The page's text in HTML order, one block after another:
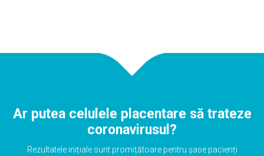
Ar putea celulele placentare să trateze
coronavirusul?
Rezultatele inițiale sunt promițătoare pentru șase pacienți